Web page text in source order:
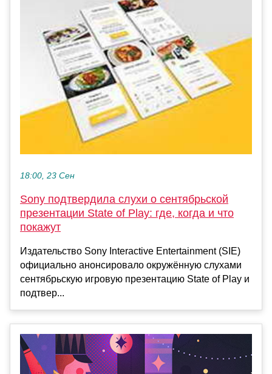
18:00, 23 Сен
Sony подтвердила слухи о сентябрьской
презентации State of Play: где, когда и что
покажут
Издательство Sony Interactive Entertainment (SIE)
официально анонсировало окружённую слухами
сентябрьскую игровую презентацию State of Play и
подтвер...